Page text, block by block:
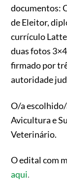
documentos:
de Eleitor,
currículo
duas fotos
firmado por
autoridade
O/a
Avicultura e
Veterinário.
O edital com
aqui.